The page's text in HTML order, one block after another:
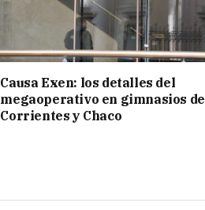
Causa Exen: los detalles del
megaoperativo en gimnasios de
Corrientes y Chaco